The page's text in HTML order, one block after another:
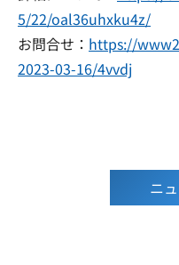
5/22/oal36uhxku4z/
お問合せ： https://
2023-03-16/4vvdj
ニ